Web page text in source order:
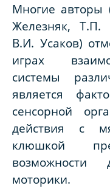
Многие
Железняк,
В.И. Усаков)
играх
системы
является
сенсорной
действия с
клюшкой
возможности
моторики.